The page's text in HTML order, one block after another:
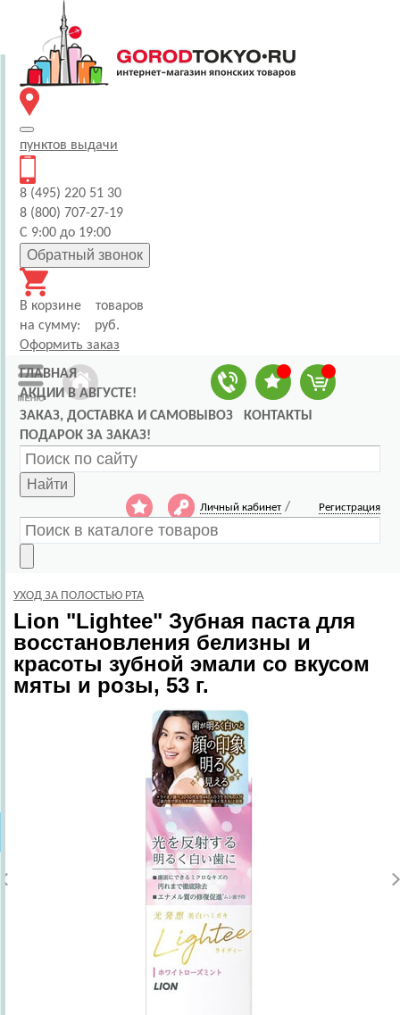
пунктов выдачи
8 (495) 220 51 30
8 (800) 707-27-19
С 9:00 до 19:00
Обратный звонок
В корзине
товаров
на сумму:
руб.
Оформить заказ
ГЛАВНАЯ
АКЦИИ В АВГУСТЕ!
ЗАКАЗ, ДОСТАВКА И САМОВЫВОЗ
КОНТАКТЫ
ПОДАРОК ЗА ЗАКАЗ!
Найти
Личный кабинет / Регистрация
УХОД ЗА ПОЛОСТЬЮ РТА
Lion "Lightee" Зубная паста для
восстановления белизны и
красоты зубной эмали со вкусом
мяты и розы, 53 г.